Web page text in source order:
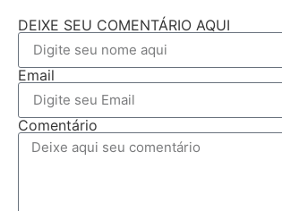
DEIXE SEU COMENTÁRIO AQUI
Email
Comentário